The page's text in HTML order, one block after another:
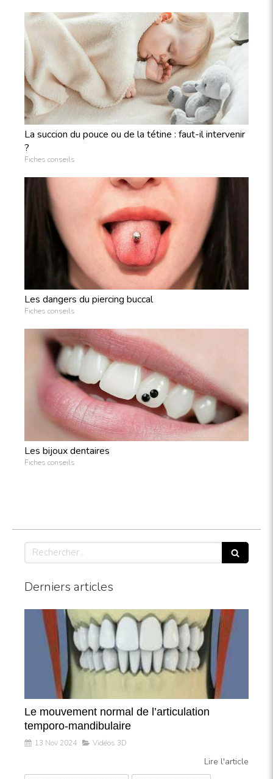
La succion du pouce ou de la tétine : faut-il intervenir
?
Fiches conseils
Les dangers du piercing buccal
Fiches conseils
Les bijoux dentaires
Fiches conseils
Rechercher
Derniers articles
Le mouvement normal de l’articulation
temporo-mandibulaire
13 Nov 2024 Vidéos 3D
Lire l'article